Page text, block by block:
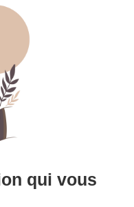
qui vous